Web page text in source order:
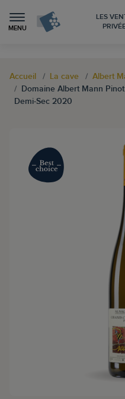
MENU
LES
Accueil La cave
Albert
Domaine Albert Mann
Demi-Sec 2020